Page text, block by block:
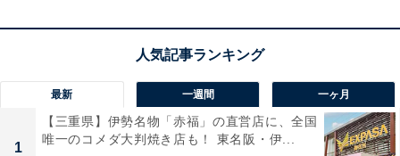
最新 一週間 一ヶ月
1
【三重県】伊勢名物「赤福」の直営店に、全国
唯一のコメダ大判焼き店も！ 東名阪・伊...